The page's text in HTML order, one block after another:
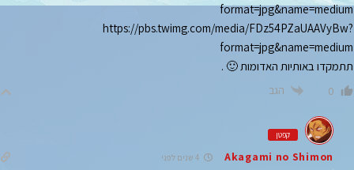
format=jpg&name=medium
https://pbs.twimg.com/media/FDz54PZaUAAVyBw?
format=jpg&name=medium
תתמקדו באותיות האדומות 🙂 .
0 הגב
קפטן
Akagami no Shimon